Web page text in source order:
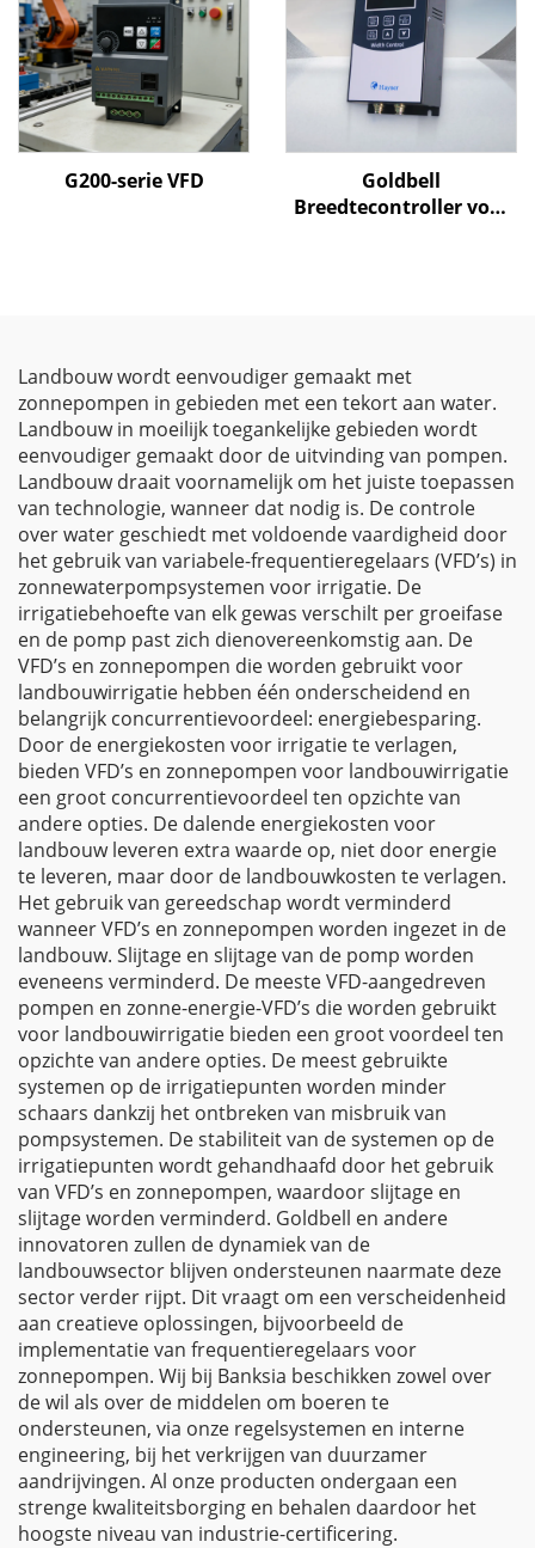
G200-serie VFD
Goldbell
Breedtecontroller voor
Landbouw wordt eenvoudiger gemaakt met
zonnepompen in gebieden met een tekort aan water.
Landbouw in moeilijk toegankelijke gebieden wordt
eenvoudiger gemaakt door de uitvinding van pompen.
Landbouw draait voornamelijk om het juiste toepassen
van technologie, wanneer dat nodig is. De controle
over water geschiedt met voldoende vaardigheid door
het gebruik van variabele-frequentieregelaars (VFD’s) in
zonnewaterpompsystemen voor irrigatie. De
irrigatiebehoefte van elk gewas verschilt per groeifase
en de pomp past zich dienovereenkomstig aan. De
VFD’s en zonnepompen die worden gebruikt voor
landbouwirrigatie hebben één onderscheidend en
belangrijk concurrentievoordeel: energiebesparing.
Door de energiekosten voor irrigatie te verlagen,
bieden VFD’s en zonnepompen voor landbouwirrigatie
een groot concurrentievoordeel ten opzichte van
andere opties. De dalende energiekosten voor
landbouw leveren extra waarde op, niet door energie
te leveren, maar door de landbouwkosten te verlagen.
Het gebruik van gereedschap wordt verminderd
wanneer VFD’s en zonnepompen worden ingezet in de
landbouw. Slijtage en slijtage van de pomp worden
eveneens verminderd. De meeste VFD-aangedreven
pompen en zonne-energie-VFD’s die worden gebruikt
voor landbouwirrigatie bieden een groot voordeel ten
opzichte van andere opties. De meest gebruikte
systemen op de irrigatiepunten worden minder
schaars dankzij het ontbreken van misbruik van
pompsystemen. De stabiliteit van de systemen op de
irrigatiepunten wordt gehandhaafd door het gebruik
van VFD’s en zonnepompen, waardoor slijtage en
slijtage worden verminderd. Goldbell en andere
innovatoren zullen de dynamiek van de
landbouwsector blijven ondersteunen naarmate deze
sector verder rijpt. Dit vraagt om een verscheidenheid
aan creatieve oplossingen, bijvoorbeeld de
implementatie van frequentieregelaars voor
zonnepompen. Wij bij Banksia beschikken zowel over
de wil als over de middelen om boeren te
ondersteunen, via onze regelsystemen en interne
engineering, bij het verkrijgen van duurzamer
aandrijvingen. Al onze producten ondergaan een
strenge kwaliteitsborging en behalen daardoor het
hoogste niveau van industrie-certificering.